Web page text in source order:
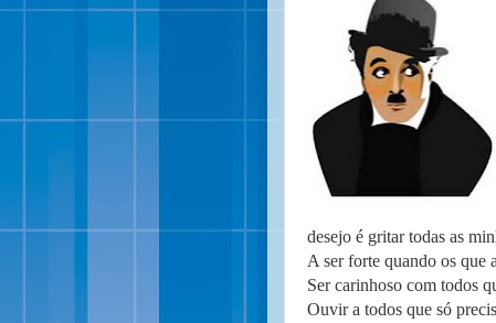
desejo é gritar todas as
A ser forte quando os que
Ser carinhoso com todos
Ouvir a todos que só